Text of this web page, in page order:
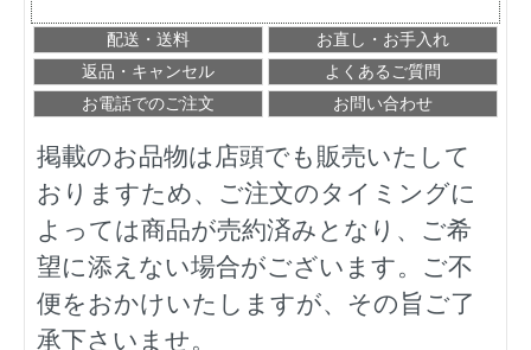
配送・送料
お直し・お手入れ
返品・キャンセル
よくあるご質問
お電話でのご注文
お問い合わせ
掲載のお品物は店頭でも販売いたして
おりますため、ご注文のタイミングに
よっては商品が売約済みとなり、ご希
望に添えない場合がございます。ご不
便をおかけいたしますが、その旨ご了
承下さいませ。